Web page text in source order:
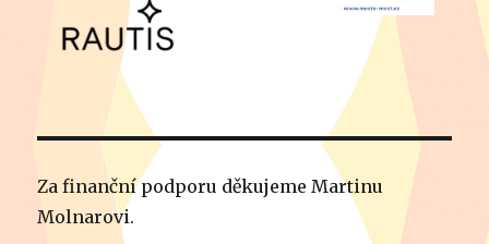
Za finanční podporu děkujeme Martinu
Molnarovi.